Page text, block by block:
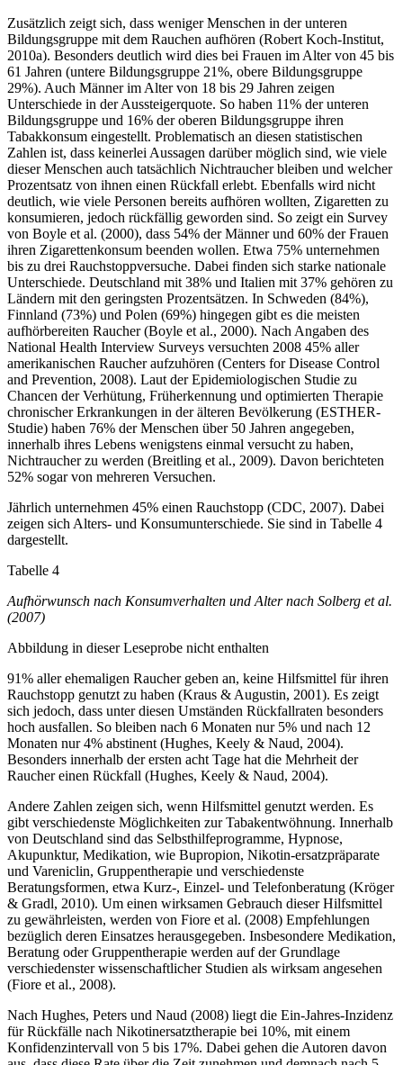
Zusätzlich zeigt sich, dass weniger Menschen in der unteren
Bildungsgruppe mit dem Rauchen aufhören (Robert Koch-Institut,
2010a). Besonders deutlich wird dies bei Frauen im Alter von 45 bis
61 Jahren (untere Bildungsgruppe 21%, obere Bildungsgruppe
29%). Auch Männer im Alter von 18 bis 29 Jahren zeigen
Unterschiede in der Aussteigerquote. So haben 11% der unteren
Bildungsgruppe und 16% der oberen Bildungsgruppe ihren
Tabakkonsum eingestellt. Problematisch an diesen statistischen
Zahlen ist, dass keinerlei Aussagen darüber möglich sind, wie viele
dieser Menschen auch tatsächlich Nichtraucher bleiben und welcher
Prozentsatz von ihnen einen Rückfall erlebt. Ebenfalls wird nicht
deutlich, wie viele Personen bereits aufhören wollten, Zigaretten zu
konsumieren, jedoch rückfällig geworden sind. So zeigt ein Survey
von Boyle et al. (2000), dass 54% der Männer und 60% der Frauen
ihren Zigarettenkonsum beenden wollen. Etwa 75% unternehmen
bis zu drei Rauchstoppversuche. Dabei finden sich starke nationale
Unterschiede. Deutschland mit 38% und Italien mit 37% gehören zu
Ländern mit den geringsten Prozentsätzen. In Schweden (84%),
Finnland (73%) und Polen (69%) hingegen gibt es die meisten
aufhörbereiten Raucher (Boyle et al., 2000). Nach Angaben des
National Health Interview Surveys versuchten 2008 45% aller
amerikanischen Raucher aufzuhören (Centers for Disease Control
and Prevention, 2008). Laut der Epidemiologischen Studie zu
Chancen der Verhütung, Früherkennung und optimierten Therapie
chronischer Erkrankungen in der älteren Bevölkerung (ESTHER-
Studie) haben 76% der Menschen über 50 Jahren angegeben,
innerhalb ihres Lebens wenigstens einmal versucht zu haben,
Nichtraucher zu werden (Breitling et al., 2009). Davon berichteten
52% sogar von mehreren Versuchen.
Jährlich unternehmen 45% einen Rauchstopp (CDC, 2007). Dabei
zeigen sich Alters- und Konsumunterschiede. Sie sind in Tabelle 4
dargestellt.
Tabelle 4
Aufhörwunsch nach Konsumverhalten und Alter nach Solberg et al.
(2007)
Abbildung in dieser Leseprobe nicht enthalten
91% aller ehemaligen Raucher geben an, keine Hilfsmittel für ihren
Rauchstopp genutzt zu haben (Kraus & Augustin, 2001). Es zeigt
sich jedoch, dass unter diesen Umständen Rückfallraten besonders
hoch ausfallen. So bleiben nach 6 Monaten nur 5% und nach 12
Monaten nur 4% abstinent (Hughes, Keely & Naud, 2004).
Besonders innerhalb der ersten acht Tage hat die Mehrheit der
Raucher einen Rückfall (Hughes, Keely & Naud, 2004).
Andere Zahlen zeigen sich, wenn Hilfsmittel genutzt werden. Es
gibt verschiedenste Möglichkeiten zur Tabakentwöhnung. Innerhalb
von Deutschland sind das Selbsthilfeprogramme, Hypnose,
Akupunktur, Medikation, wie Bupropion, Nikotin-ersatzpräparate
und Vareniclin, Gruppentherapie und verschiedenste
Beratungsformen, etwa Kurz-, Einzel- und Telefonberatung (Kröger
& Gradl, 2010). Um einen wirksamen Gebrauch dieser Hilfsmittel
zu gewährleisten, werden von Fiore et al. (2008) Empfehlungen
bezüglich deren Einsatzes herausgegeben. Insbesondere Medikation,
Beratung oder Gruppentherapie werden auf der Grundlage
verschiedenster wissenschaftlicher Studien als wirksam angesehen
(Fiore et al., 2008).
Nach Hughes, Peters und Naud (2008) liegt die Ein-Jahres-Inzidenz
für Rückfälle nach Nikotinersatztherapie bei 10%, mit einem
Konfidenzintervall von 5 bis 17%. Dabei gehen die Autoren davon